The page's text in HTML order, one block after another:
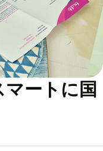
ートに国